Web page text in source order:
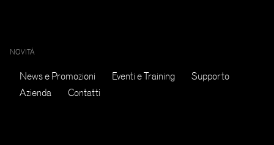
NOVITÀ
News e Promozioni Eventi e Training
Supporto
Azienda
Contatti